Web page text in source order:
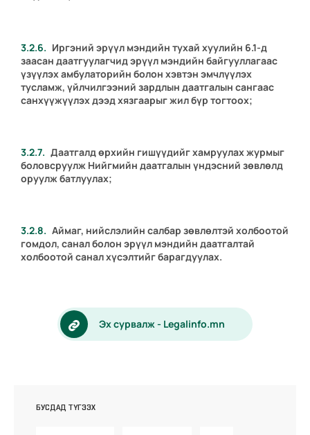
Иргэний эрүүл мэндийн тухай хуулийн 6.1-д
заасан даатгуулагчид эрүүл мэндийн байгууллагаас
үзүүлэх амбулаторийн болон хэвтэн эмчлүүлэх
тусламж, үйлчилгээний зардлын даатгалын сангаас
санхүүжүүлэх дээд хязгаарыг жил бүр тогтоох;
Даатгалд өрхийн гишүүдийг хамруулах журмыг
боловсруулж Нийгмийн даатгалын үндэсний зөвлөлд
оруулж батлуулах;
Аймаг, нийслэлийн салбар зөвлөлтэй холбоотой
гомдол, санал болон эрүүл мэндийн даатгалтай
холбоотой санал хүсэлтийг барагдуулах.
Эх сурвалж - Legalinfo.mn
БУСДАД ТҮГЭЭХ